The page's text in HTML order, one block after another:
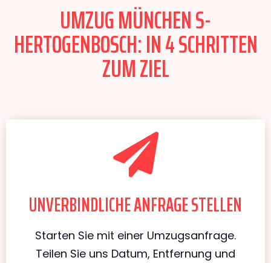
UMZUG MÜNCHEN S-
HERTOGENBOSCH: IN 4 SCHRITTEN
ZUM ZIEL
UNVERBINDLICHE ANFRAGE STELLEN
Starten Sie mit einer Umzugsanfrage.
Teilen Sie uns Datum, Entfernung und